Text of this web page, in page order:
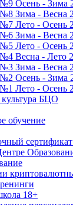
Осень - Зима
Зима - Весна
Лето - Осень
Зима - Весна
Лето - Осень
Весна - Лето
Зима - Весна
Осень - Зима
Лето - Осень
БЦО
обучение
18+